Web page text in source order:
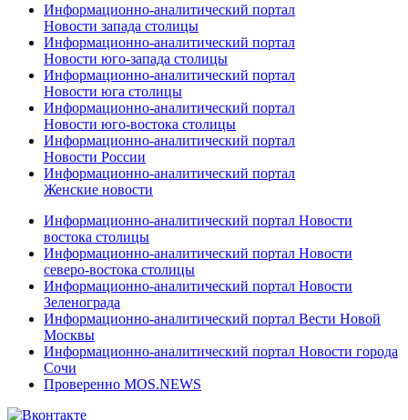
Информационно-аналитический портал
Новости запада столицы
Информационно-аналитический портал
Новости юго-запада столицы
Информационно-аналитический портал
Новости юга столицы
Информационно-аналитический портал
Новости юго-востока столицы
Информационно-аналитический портал
Новости России
Информационно-аналитический портал
Женские новости
Информационно-аналитический портал Новости
востока столицы
Информационно-аналитический портал Новости
северо-востока столицы
Информационно-аналитический портал Новости
Зеленограда
Информационно-аналитический портал Вести Новой
Москвы
Информационно-аналитический портал Новости города
Сочи
Проверенно MOS.NEWS